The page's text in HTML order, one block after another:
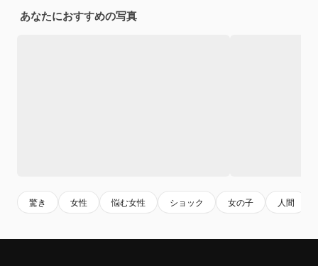
あなたにおすすめの写真
驚き 女性 悩む女性 ショック 女の子 人間